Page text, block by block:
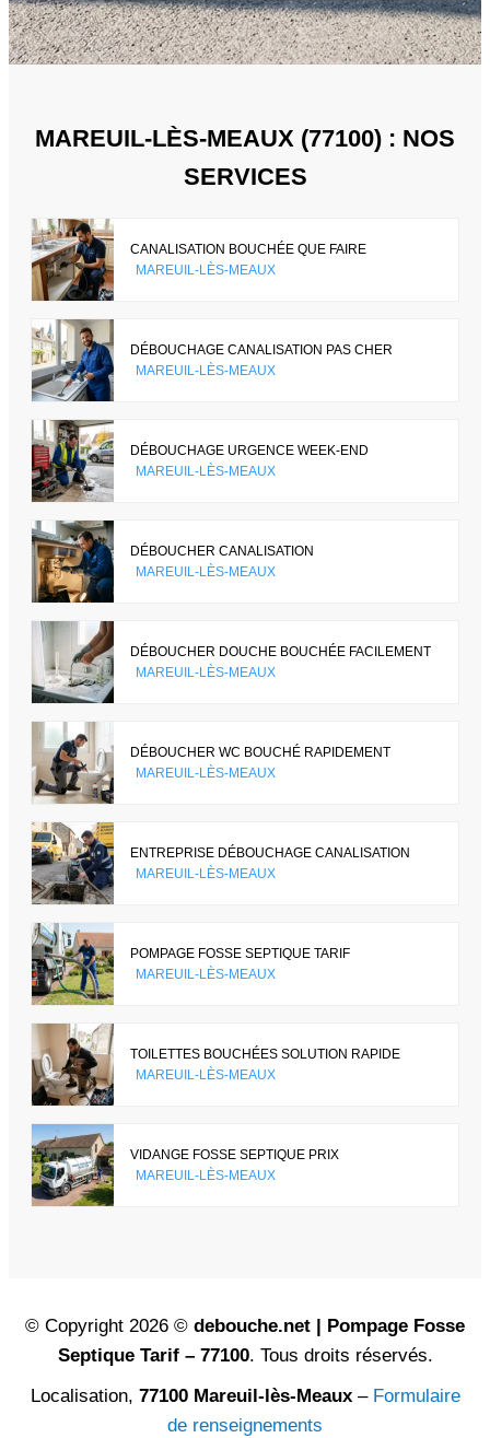
MAREUIL-LÈS-MEAUX (77100) : NOS
SERVICES
CANALISATION BOUCHÉE QUE FAIRE
MAREUIL-LÈS-MEAUX
DÉBOUCHAGE CANALISATION PAS CHER
MAREUIL-LÈS-MEAUX
DÉBOUCHAGE URGENCE WEEK-END
MAREUIL-LÈS-MEAUX
DÉBOUCHER CANALISATION
MAREUIL-LÈS-MEAUX
DÉBOUCHER DOUCHE BOUCHÉE FACILEMENT
MAREUIL-LÈS-MEAUX
DÉBOUCHER WC BOUCHÉ RAPIDEMENT
MAREUIL-LÈS-MEAUX
ENTREPRISE DÉBOUCHAGE CANALISATION
MAREUIL-LÈS-MEAUX
POMPAGE FOSSE SEPTIQUE TARIF
MAREUIL-LÈS-MEAUX
TOILETTES BOUCHÉES SOLUTION RAPIDE
MAREUIL-LÈS-MEAUX
VIDANGE FOSSE SEPTIQUE PRIX
MAREUIL-LÈS-MEAUX
© Copyright 2026 © debouche.net | Pompage Fosse
Septique Tarif – 77100. Tous droits réservés.
Localisation, 77100 Mareuil-lès-Meaux– Formulaire
de renseignements